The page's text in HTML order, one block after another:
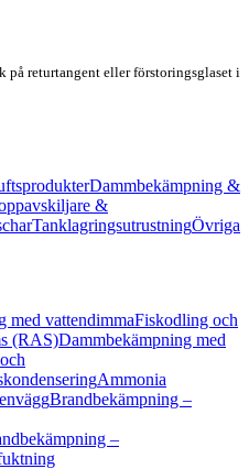
på returtangent eller förstoringsglaset i
Dammbekämpning &
&
TanklagringsutrustningÖvriga
med vattendimmaFiskodling och
(RAS)Dammbekämpning med
Ammonia
Brandbekämpning –
–